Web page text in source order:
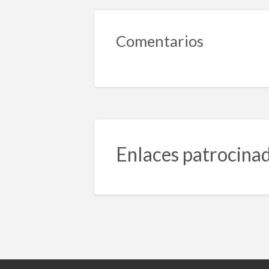
Comentarios
Enlaces